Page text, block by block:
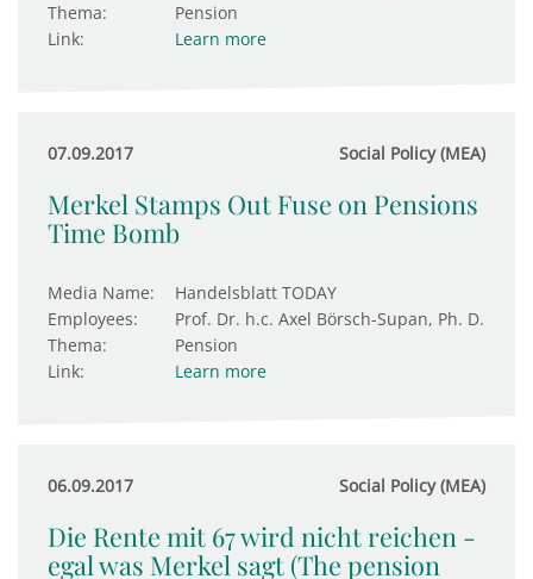
Thema:
Pension
Link:
Learn more
07.09.2017 Social Policy (MEA)
Merkel Stamps Out Fuse on Pensions
Time Bomb
Media Name:
Handelsblatt TODAY
Employees:
Prof. Dr. h.c. Axel Börsch-Supan, Ph. D.
Thema:
Pension
Link:
Learn more
06.09.2017 Social Policy (MEA)
Die Rente mit 67 wird nicht reichen -
egal was Merkel sagt (The pension